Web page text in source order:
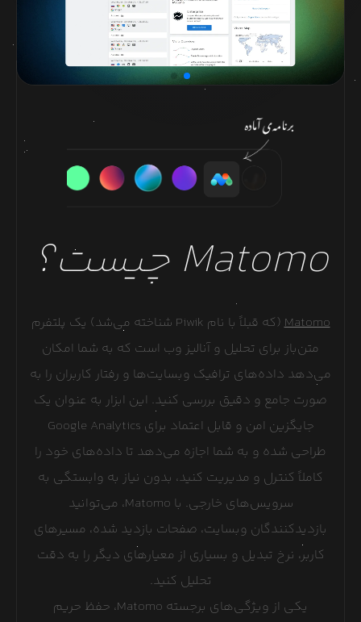
Matomo چیست؟
Matomo
(که قبلاً با نام Piwik شناخته می‌شد) یک پلتفرم
متن‌باز برای تحلیل و آنالیز وب است که به شما امکان
می‌دهد داده‌های ترافیک وبسایت‌ها و رفتار کاربران را به
صورت جامع و دقیق بررسی کنید. این ابزار به عنوان یک
جایگزین امن و قابل اعتماد برای Google Analytics
طراحی شده و به شما اجازه می‌دهد تا داده‌های خود را
کاملاً کنترل و مدیریت کنید، بدون نیاز به وابستگی به
سرویس‌های خارجی. با Matomo، می‌توانید
بازدیدکنندگان وبسایت، صفحات بازدید شده، مسیرهای
کاربر، نرخ تبدیل و بسیاری از معیارهای دیگر را به دقت
تحلیل کنید.
یکی از ویژگی‌های برجسته Matomo، حفظ حریم